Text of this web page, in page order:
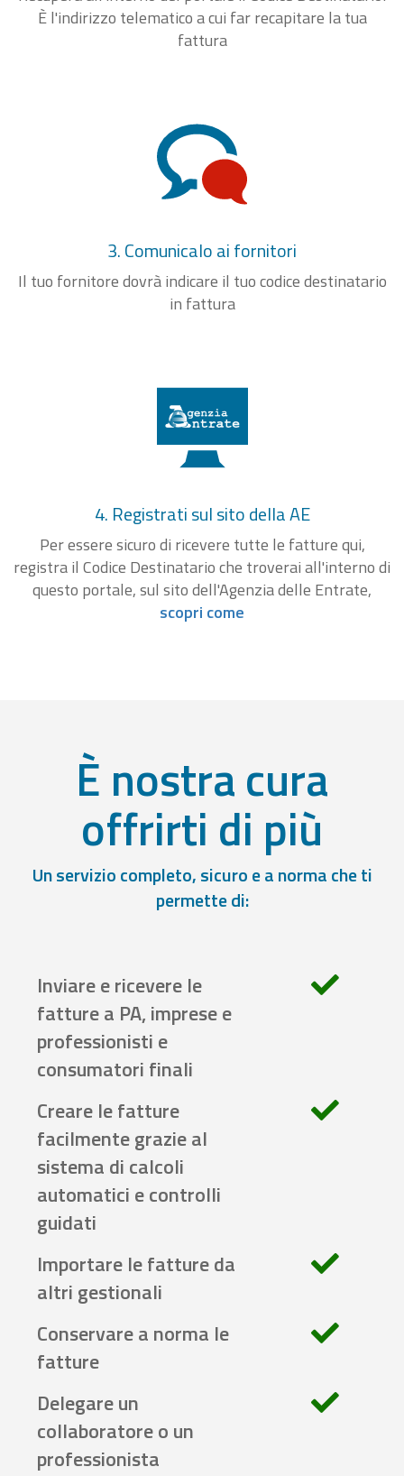
È l'indirizzo telematico a cui far recapitare la tua
fattura
3. Comunicalo ai fornitori
Il tuo fornitore dovrà indicare il tuo codice destinatario
in fattura
4. Registrati sul sito della AE
Per essere sicuro di ricevere tutte le fatture qui,
registra il Codice Destinatario che troverai all'interno di
questo portale, sul sito dell'Agenzia delle Entrate,
scopri come
È nostra cura
offrirti di più
Un servizio completo, sicuro e a norma che ti
permette di:
Inviare e ricevere le
fatture a PA, imprese e
professionisti e
consumatori finali
Creare le fatture
facilmente grazie al
sistema di calcoli
automatici e controlli
guidati
Importare le fatture da
altri gestionali
Conservare a norma le
fatture
Delegare un
collaboratore o un
professionista